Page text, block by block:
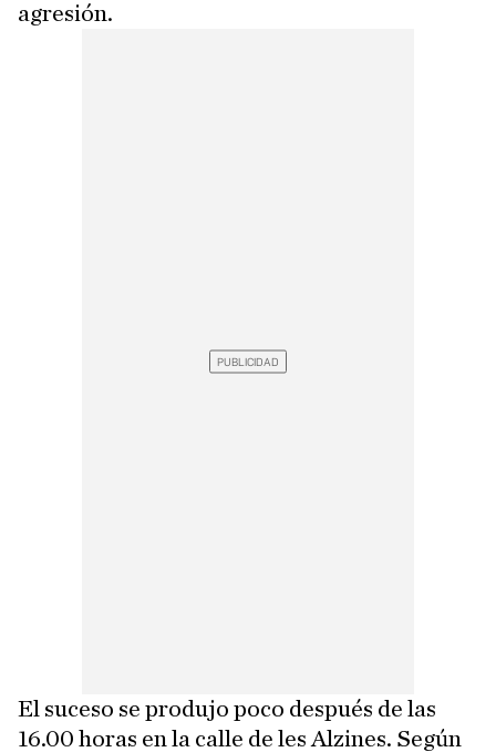
agresión.
El suceso se produjo poco después de las
16.00 horas en la calle de les Alzines. Según